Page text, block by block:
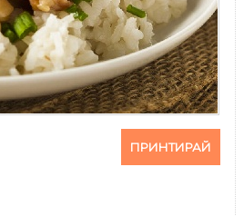
ПРИНТИРАЙ